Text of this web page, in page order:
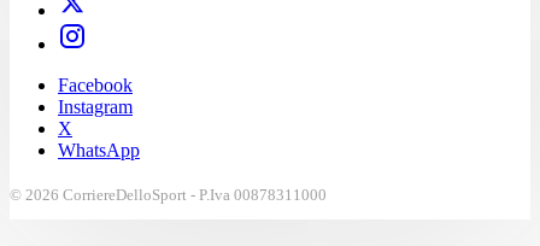
Facebook
Instagram
X
WhatsApp
© 2026 CorriereDelloSport - P.Iva 00878311000